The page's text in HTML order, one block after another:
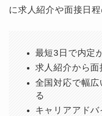
に求人紹介や面接日
最短3日で内定
求人紹介から
全国対応で幅
る
キャリアアド